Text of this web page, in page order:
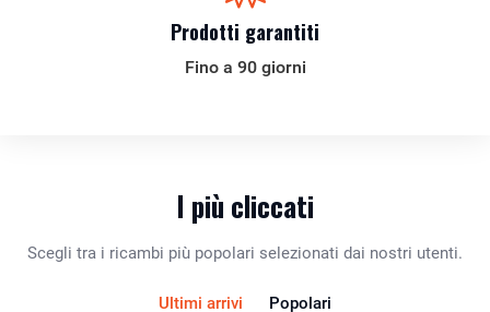
Prodotti garantiti
Fino a 90 giorni
I più cliccati
Scegli tra i ricambi più popolari selezionati dai nostri utenti.
Ultimi arrivi Popolari